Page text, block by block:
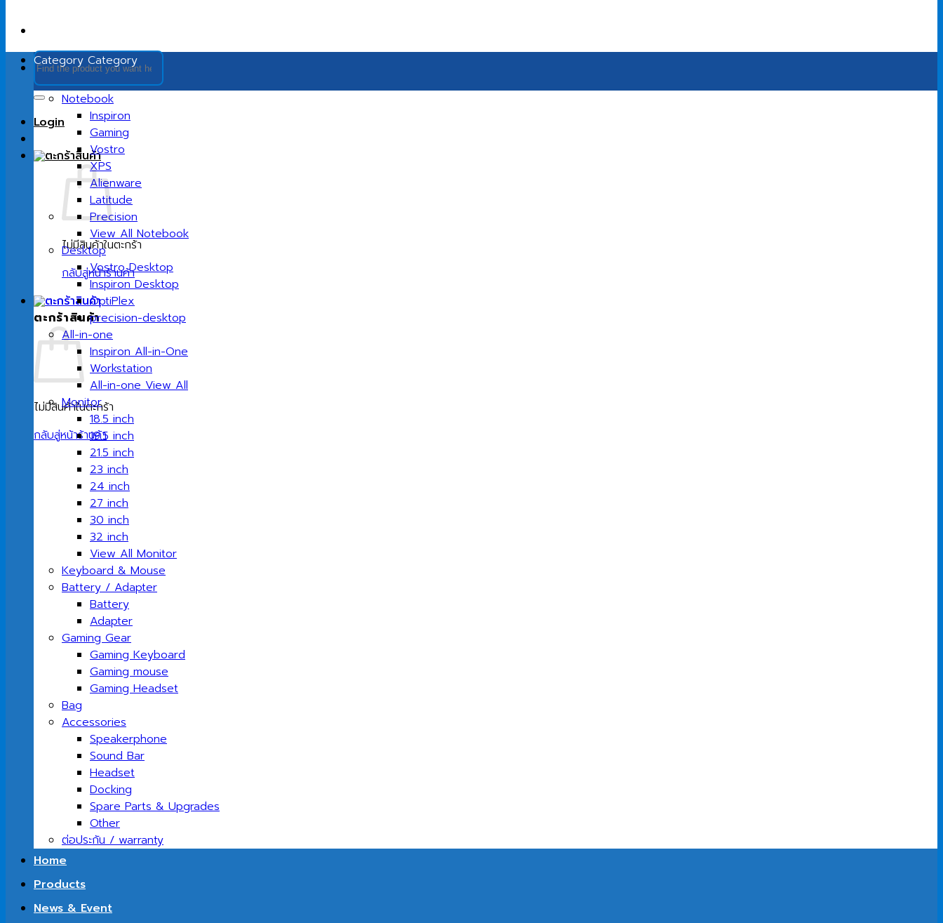
ค้นหา:
Login
ไม่มีสินค้าในตะกร้า
กลับสู่หน้าร้านค้า
ตะกร้าสินค้า
ไม่มีสินค้าในตะกร้า
กลับสู่หน้าร้านค้า
Category Category
Notebook
Inspiron
Gaming
Vostro
XPS
Alienware
Latitude
Precision
View All Notebook
Desktop
Vostro Desktop
Inspiron Desktop
OptiPlex
precision-desktop
All-in-one
Inspiron All-in-One
Workstation
All-in-one View All
Monitor
18.5 inch
19.5 inch
21.5 inch
23 inch
24 inch
27 inch
30 inch
32 inch
View All Monitor
Keyboard & Mouse
Battery / Adapter
Battery
Adapter
Gaming Gear
Gaming Keyboard
Gaming mouse
Gaming Headset
Bag
Accessories
Speakerphone
Sound Bar
Headset
Docking
Spare Parts & Upgrades
Other
ต่อประกัน / warranty
Home
Products
News & Event